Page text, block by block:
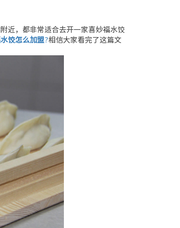
近，都非常适合去开一家喜妙福水饺
饺怎么加盟?相信大家看完了这篇文